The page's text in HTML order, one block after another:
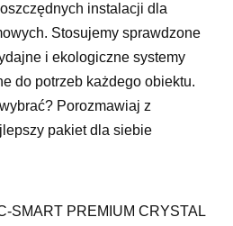
instalacji dla
Stosujemy sprawdzone
i ekologiczne systemy
do potrzeb każdego obiektu.
Porozmawiaj z
pakiet dla siebie
SMART PREMIUM CRYSTAL